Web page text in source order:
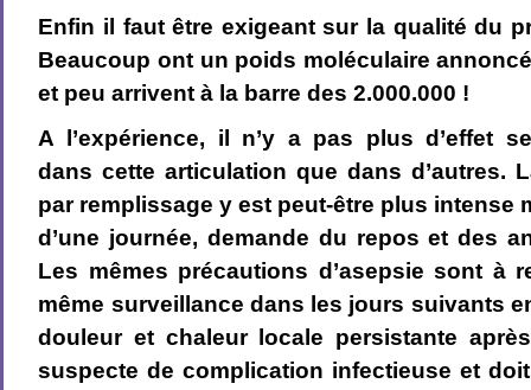
Enfin il faut être exigeant sur la qualité du
Beaucoup ont un poids moléculaire
et peu arrivent à la barre des 2.000.000 !
A l’expérience, il n’y a pas plus d’effet
dans cette articulation que dans d’autres.
par remplissage y est peut-être plus intense
d’une journée, demande du repos et des
Les mêmes précautions d’asepsie sont à
même surveillance dans les jours suivants
douleur et chaleur locale persistante
suspecte de complication infectieuse et